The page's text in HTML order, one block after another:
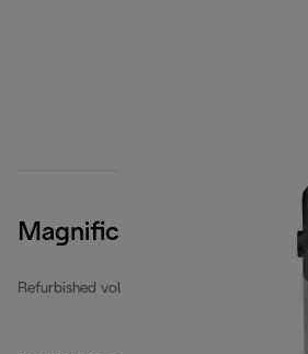
Magnifica Start
Refurbished volledig automatische